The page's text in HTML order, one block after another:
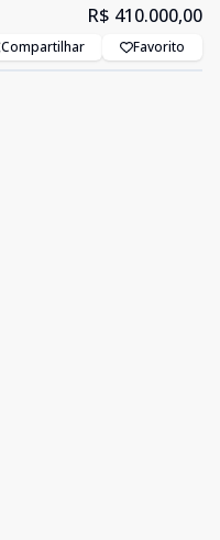
R$ 410.000,00
Compartilhar Favorito